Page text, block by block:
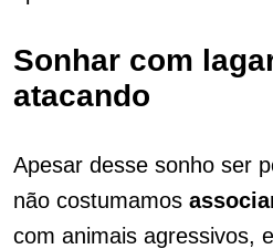
Sonhar com
atacando
Apesar desse sonho ser
não costumamos
com animais agressivos,